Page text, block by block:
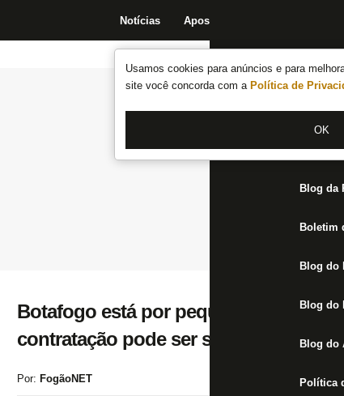
Usamos cookies para anúncios e para
site você concorda com a Política de
OK
Notícias Apostas
Notícias
Fórum
Jogos
Blog da
Boletim
Blog do
Blog do
Blog do
Política
Botafogo está por pequenos detalhes
contratação pode ser sacramentada
Por: FogãoNET